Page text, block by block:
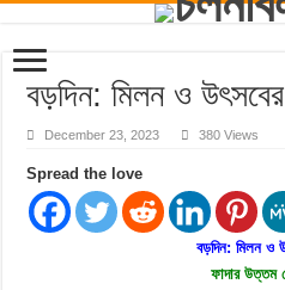
বড়দিন: মিলন ও
December 23, 2023 380 Views
Spread the love
বড়দিন: মিলন ও
ফাদার উত্তম